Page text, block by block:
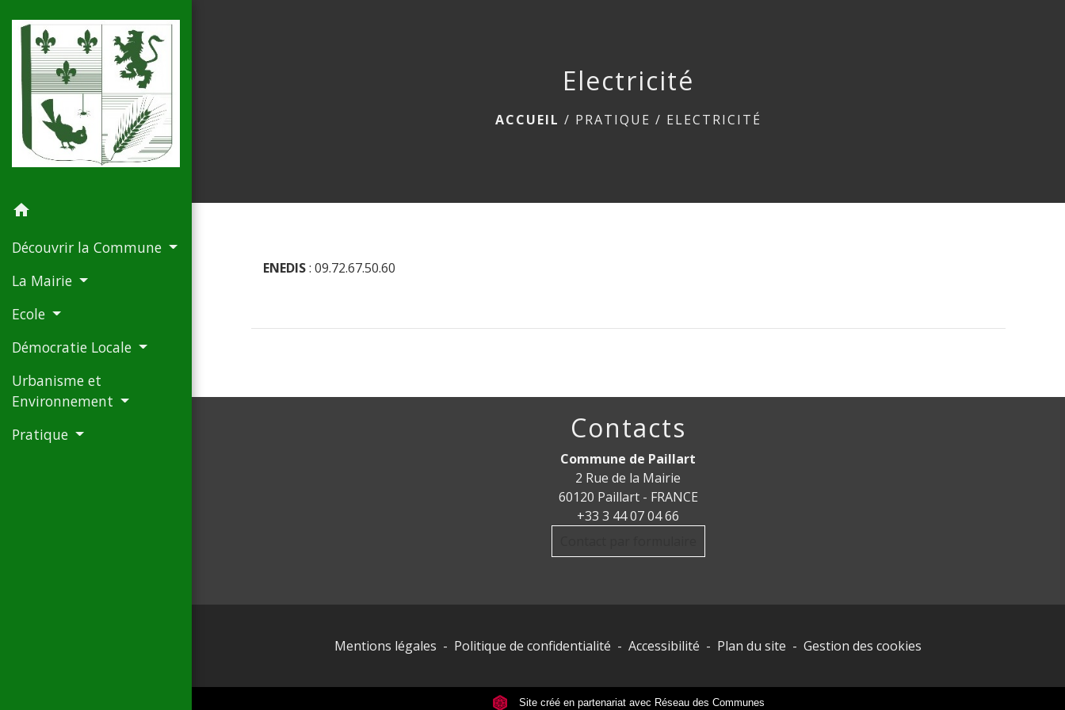
home
Découvrir la Commune
La Mairie
Ecole
Démocratie Locale
Urbanisme et
Environnement
Pratique
Electricité
ACCUEIL / PRATIQUE / ELECTRICITÉ
ENEDIS: 09.72.67.50.60
Contacts
Commune de Paillart
2 Rue de la Mairie
60120 Paillart - FRANCE
+33 3 44 07 04 66
Mentions légales - Politique de confidentialité - Accessibilité - Plan du site - Gestion des cookies
Site créé en partenariat avec Réseau des Communes